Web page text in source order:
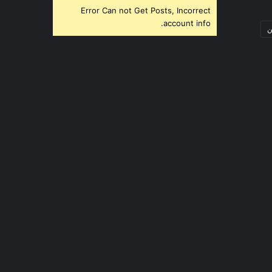
Error Can not Get Posts, Incorrect
account info.